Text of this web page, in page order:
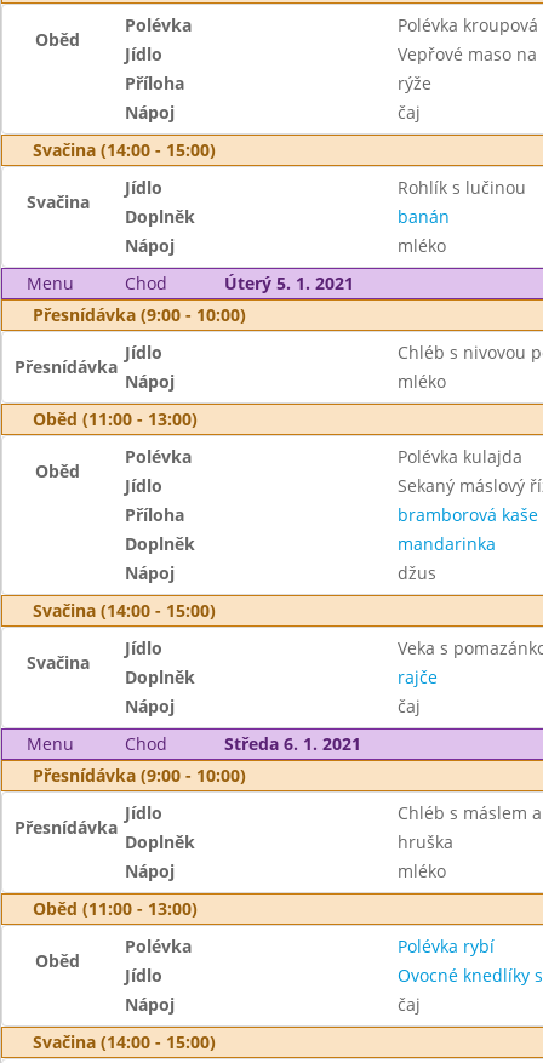
Oběd
Polévka
Polévka kroupová
Jídlo
Vepřové maso na
Příloha
rýže
Nápoj
čaj
Svačina (14:00 - 15:00)
Svačina
Jídlo
Rohlík s lučinou
Doplněk
banán
Nápoj
mléko
Menu
Chod
Úterý 5. 1. 2021
Přesnídávka (9:00 - 10:00)
Přesnídávka
Jídlo
Chléb s nivovou
Nápoj
mléko
Oběd (11:00 - 13:00)
Oběd
Polévka
Polévka kulajda
Jídlo
Sekaný máslový
Příloha
bramborová kaše
Doplněk
mandarinka
Nápoj
džus
Svačina (14:00 - 15:00)
Svačina
Jídlo
Veka s
Doplněk
rajče
Nápoj
čaj
Menu
Chod
Středa 6. 1. 2021
Přesnídávka (9:00 - 10:00)
Přesnídávka
Jídlo
Chléb s máslem
Doplněk
hruška
Nápoj
mléko
Oběd (11:00 - 13:00)
Oběd
Polévka
Polévka rybí
Jídlo
Ovocné knedlíky
Nápoj
čaj
Svačina (14:00 - 15:00)